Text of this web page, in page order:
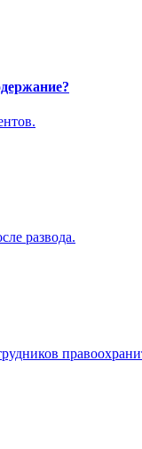
развода.